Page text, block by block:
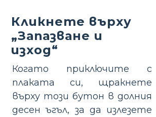
Кликнете върху
„Запазване и
изход“
Когато приключите с
плаката си, щракнете
върху този бутон в долния
десен ъгъл, за да излезете